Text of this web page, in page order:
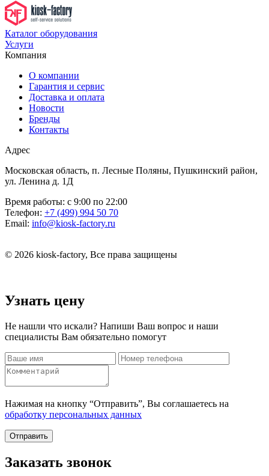
Каталог оборудования
Услуги
Компания
О компании
Гарантия и сервис
Доставка и оплата
Новости
Бренды
Контакты
Адрес
Московская область, п. Лесные Поляны, Пушкинский район,
ул. Ленина д. 1Д
Время работы: с 9:00 по 22:00
Телефон: +7 (499) 994 50 70
Email: info@kiosk-factory.ru
© 2026 kiosk-factory, Все права защищены
Узнать цену
Не нашли что искали? Напиши Ваш вопрос и наши
специалисты Вам обязательно помогут
Нажимая на кнопку “Отправить”, Вы соглашаетесь на
обработку персональных данных
Отправить
Заказать звонок